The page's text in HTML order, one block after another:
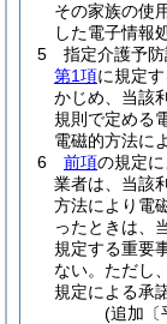
その家族の使
した電子情報
5
指定介護予防
第1項に規定
かじめ、当該
規則で定める
電磁的方法に
6
前項の規定
業者は、当該
方法により電
ったときは、
規定する重要
ない。 ただし
規定による承
(追加〔